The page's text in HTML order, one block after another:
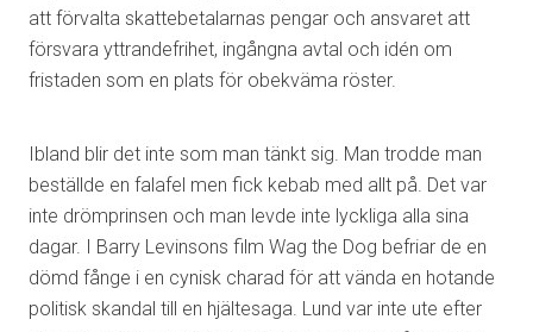
att förvalta skattebetalarnas pengar och ansvaret att
försvara yttrandefrihet, ingångna avtal och idén om
fristaden som en plats för obekväma röster.
Ibland blir det inte som man tänkt sig. Man trodde man
beställde en falafel men fick kebab med allt på. Det var
inte drömprinsen och man levde inte lyckliga alla sina
dagar. I Barry Levinsons film Wag the Dog befriar de en
dömd fånge i en cynisk charad för att vända en hotande
politisk skandal till en hjältesaga. Lund var inte ute efter